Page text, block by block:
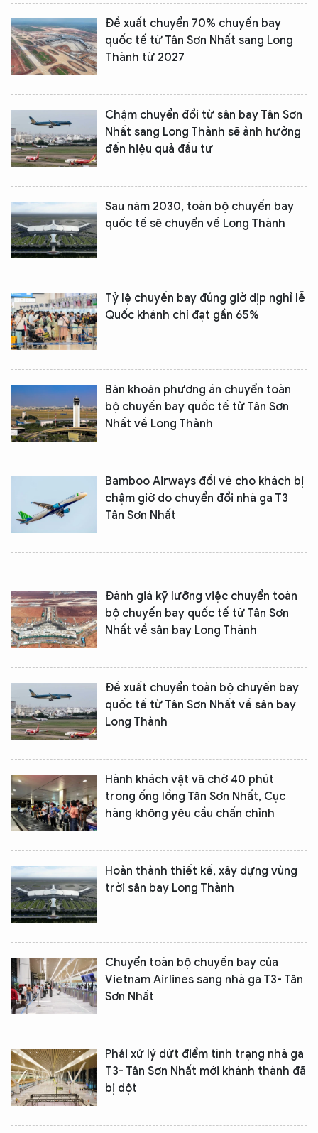
Đề xuất chuyển 70% chuyến bay
quốc tế từ Tân Sơn Nhất sang Long
Thành từ 2027
Chậm chuyển đổi từ sân bay Tân Sơn
Nhất sang Long Thành sẽ ảnh hưởng
đến hiệu quả đầu tư
Sau năm 2030, toàn bộ chuyến bay
quốc tế sẽ chuyển về Long Thành
Tỷ lệ chuyến bay đúng giờ dịp nghỉ lễ
Quốc khánh chỉ đạt gần 65%
Băn khoăn phương án chuyển toàn
bộ chuyến bay quốc tế từ Tân Sơn
Nhất về Long Thành
Bamboo Airways đổi vé cho khách bị
chậm giờ do chuyển đổi nhà ga T3
Tân Sơn Nhất
Đánh giá kỹ lưỡng việc chuyển toàn
bộ chuyến bay quốc tế từ Tân Sơn
Nhất về sân bay Long Thành
Đề xuất chuyển toàn bộ chuyến bay
quốc tế từ Tân Sơn Nhất về sân bay
Long Thành
Hành khách vật vã chờ 40 phút
trong ống lồng Tân Sơn Nhất, Cục
hàng không yêu cầu chấn chỉnh
Hoàn thành thiết kế, xây dựng vùng
trời sân bay Long Thành
Chuyển toàn bộ chuyến bay của
Vietnam Airlines sang nhà ga T3- Tân
Sơn Nhất
Phải xử lý dứt điểm tình trạng nhà ga
T3- Tân Sơn Nhất mới khánh thành đã
bị dột